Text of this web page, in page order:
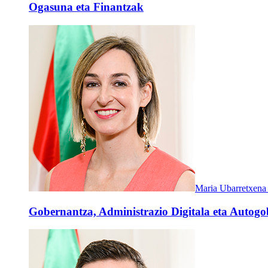
Ogasuna eta Finantzak
Maria
Gobernantza, Administrazio Digitala eta